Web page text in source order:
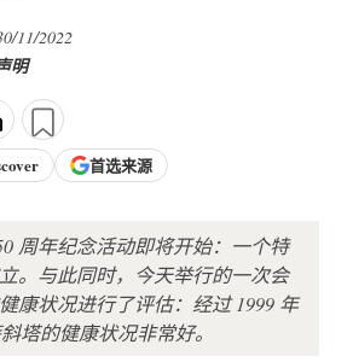
11/2022
明
首选来源
周年纪念活动即将开始：一个特
。与此同时，今天举行的一次会
康状况进行了评估：经过 1999 年
塔的健康状况非常好。